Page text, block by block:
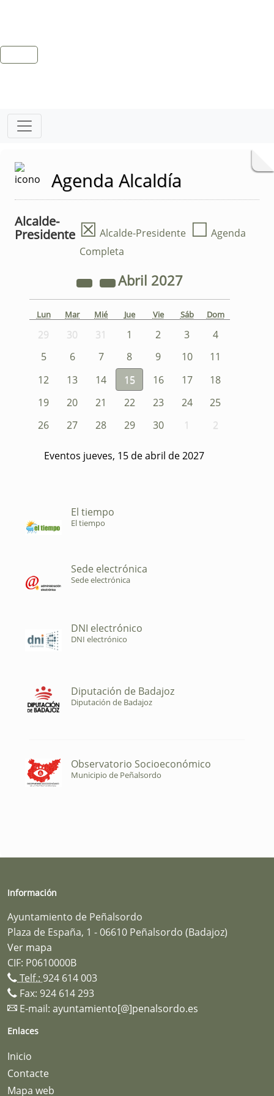
Agenda Alcaldía
Alcalde-
Presidente ☒ Alcalde-Presidente ☐ Agenda
Completa
Abril 2027
Lun Mar Mié Jue Vie Sáb Dom
29 30 31 1 2 3
4
5
6 7 8 9 10
11
12
13 14 15 16 17
18
19
20 21 22 23 24
25
26
27 28 29 30 1 2
Eventos jueves, 15 de abril de 2027
El tiempo
El tiempo
Sede electrónica
Sede electrónica
DNI electrónico
DNI electrónico
Diputación de Badajoz
Diputación de Badajoz
Observatorio Socioeconómico
Municipio de Peñalsordo
Información
Ayuntamiento de Peñalsordo
Plaza de España, 1 - 06610 Peñalsordo (Badajoz)
Ver mapa
CIF: P0610000B
Telf.: 924 614 003
Fax: 924 614 293
E-mail: ayuntamiento[@]penalsordo.es
Enlaces
Inicio
Contacte
Mapa web